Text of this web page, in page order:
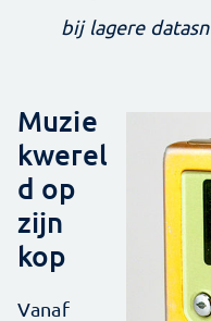
bij lagere
Muzie
kwerel
d op
zijn
kop
Vanaf